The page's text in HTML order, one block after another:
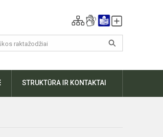
DAUGIAUSTRUKTŪRA IR KONTAKTAI